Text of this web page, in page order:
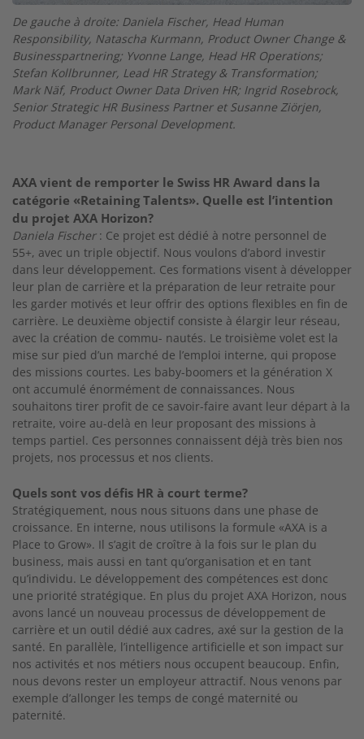
De gauche à droite: Daniela Fischer, Head Human
Responsibility, Natascha Kurmann, Product Owner Change &
Businesspartnering; Yvonne Lange, Head HR Operations;
Stefan Kollbrunner, Lead HR Strategy & Transformation;
Mark Näf, Product Owner Data Driven HR; Ingrid Rosebrock,
Senior Strategic HR Business Partner et Susanne Ziörjen,
Product Manager Personal Development.
AXA vient de remporter le Swiss HR Award dans la
catégorie «Retaining Talents». Quelle est l’intention
du projet AXA Horizon?
Daniela Fischer: Ce projet est dédié à notre personnel de
55+, avec un triple objectif. Nous voulons d’abord investir
dans leur développement. Ces formations visent à développer
leur plan de carrière et la préparation de leur retraite pour
les garder motivés et leur offrir des options flexibles en fin de
carrière. Le deuxième objectif consiste à élargir leur réseau,
avec la création de commu- nautés. Le troisième volet est la
mise sur pied d’un marché de l’emploi interne, qui propose
des missions courtes. Les baby-boomers et la génération X
ont accumulé énormément de connaissances. Nous
souhaitons tirer profit de ce savoir-faire avant leur départ à la
retraite, voire au-delà en leur proposant des missions à
temps partiel. Ces personnes connaissent déjà très bien nos
projets, nos processus et nos clients.
Quels sont vos défis HR à court terme?
Stratégiquement, nous nous situons dans une phase de
croissance. En interne, nous utilisons la formule «AXA is a
Place to Grow». Il s’agit de croître à la fois sur le plan du
business, mais aussi en tant qu’organisation et en tant
qu’individu. Le développement des compétences est donc
une priorité stratégique. En plus du projet AXA Horizon, nous
avons lancé un nouveau processus de développement de
carrière et un outil dédié aux cadres, axé sur la gestion de la
santé. En parallèle, l’intelligence artificielle et son impact sur
nos activités et nos métiers nous occupent beaucoup. Enfin,
nous devons rester un employeur attractif. Nous venons par
exemple d’allonger les temps de congé maternité ou
paternité.